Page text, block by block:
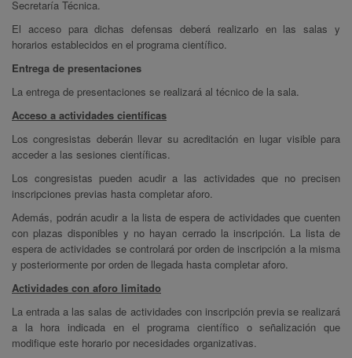
Secretaría Técnica.
El acceso para dichas defensas deberá realizarlo en las salas y
horarios establecidos en el programa científico.
Entrega de presentaciones
La entrega de presentaciones se realizará al técnico de la sala.
Acceso a actividades científicas
Los congresistas deberán llevar su acreditación en lugar visible para
acceder a las sesiones científicas.
Los congresistas pueden acudir a las actividades que no precisen
inscripciones previas hasta completar aforo.
Además, podrán acudir a la lista de espera de actividades que cuenten
con plazas disponibles y no hayan cerrado la inscripción. La lista de
espera de actividades se controlará por orden de inscripción a la misma
y posteriormente por orden de llegada hasta completar aforo.
Actividades con aforo limitado
La entrada a las salas de actividades con inscripción previa se realizará
a la hora indicada en el programa científico o señalización que
modifique este horario por necesidades organizativas.